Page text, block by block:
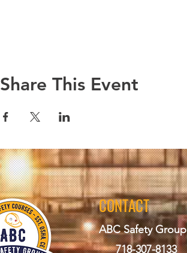
Share This Event
CONTACT
ABC Safety Group
718-307-8133